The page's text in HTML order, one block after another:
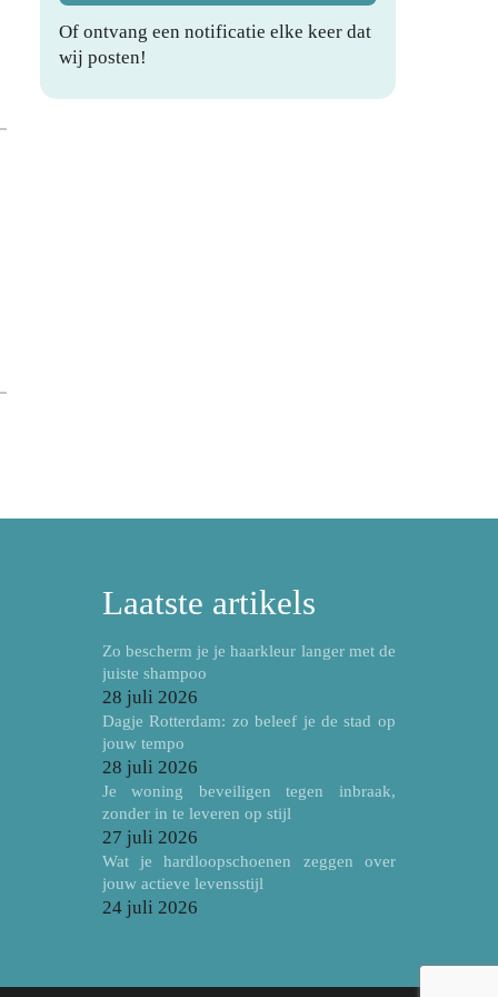
Of ontvang een notificatie elke keer dat
wij posten!
Laatste artikels
Zo bescherm je je haarkleur langer met de
juiste shampoo
28 juli 2026
Dagje Rotterdam: zo beleef je de stad op
jouw tempo
28 juli 2026
Je woning beveiligen tegen inbraak,
zonder in te leveren op stijl
27 juli 2026
Wat je hardloopschoenen zeggen over
jouw actieve levensstijl
24 juli 2026